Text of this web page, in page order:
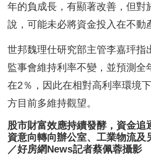
年的負成長，有顯著改善，但對
說，可能未必將資金投入在不動
世邦魏理仕研究部主管李嘉玶指
監事會維持利率不變，並預測全
在2％，因此在相對高利率環境
方目前多維持觀望。
股市財富效應持續發酵，資金追
資意向轉向辦公室、工業物流及
／好房網News記者蔡佩蓉攝影